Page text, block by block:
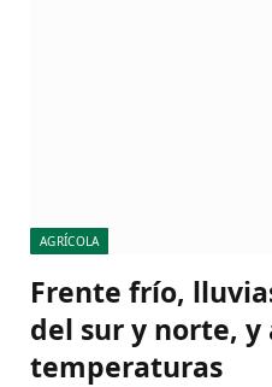
AGRÍCOLA
Frente frío,
del sur y norte, y
temperaturas